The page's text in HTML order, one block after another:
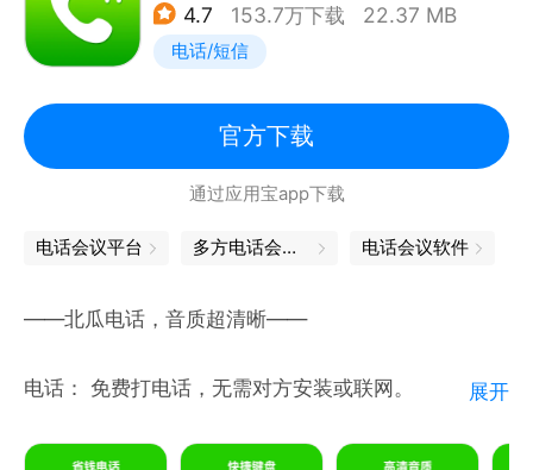
4.7 153.7万下载 22.37 MB
电话/短信
官方下载
通过应用宝app下载
电话会议平台 多方电话会议平台 电话会议软件
——北瓜电话，音质超清晰——
电话： 免费打电话，无需对方安装或联网。
话！
展开